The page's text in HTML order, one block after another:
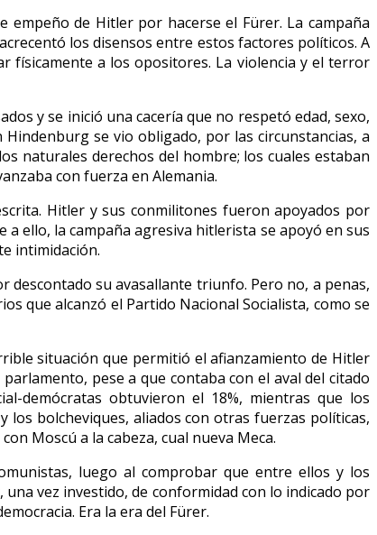
empeño de Hitler por hacerse el Fürer. La campaña
los disensos entre estos factores políticos. A
físicamente a los opositores. La violencia y el terror
y se inició una cacería que no respetó edad, sexo,
se vio obligado, por las circunstancias, a
naturales derechos del hombre; los cuales estaban
con fuerza en Alemania.
Hitler y sus conmilitones fueron apoyados por
ello, la campaña agresiva hitlerista se apoyó en sus
intimidación.
descontado su avasallante triunfo. Pero no, a penas,
que alcanzó el Partido Nacional Socialista, como se
situación que permitió el afianzamiento de Hitler
pese a que contaba con el aval del citado
demócratas obtuvieron el 18%, mientras que los
los bolcheviques, aliados con otras fuerzas políticas,
Moscú a la cabeza, cual nueva Meca.
luego al comprobar que entre ellos y los
vez investido, de conformidad con lo indicado por
Era la era del Fürer.